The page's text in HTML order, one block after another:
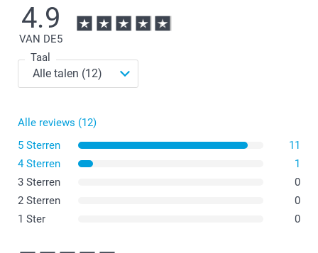
4.9
VAN DE5
Taal
Alle reviews (12)
5 Sterren
11
4 Sterren
1
3 Sterren
0
2 Sterren
0
1 Ster
0